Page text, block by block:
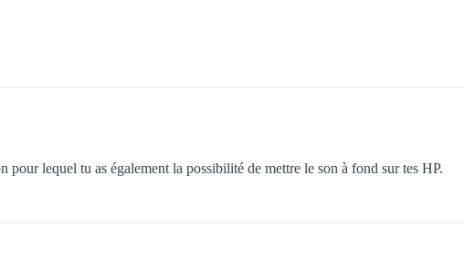
pour lequel tu as également la possibilité de mettre le son à fond sur tes HP.